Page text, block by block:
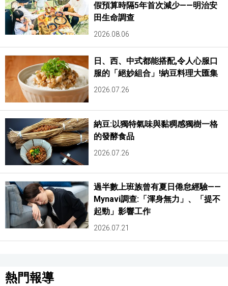
假預算時隔5年首次減少——明治安
田生命調查
2026.08.06
日、西、中式都能搭配,令人心服口
服的「絕妙組合」!納豆料理大匯集
2026.07.26
納豆:以獨特氣味與黏稠感獨樹一格
的發酵食品
2026.07.26
過半數上班族曾有夏日倦怠經驗——
Mynavi調查:「渾身無力」、「提不
起勁」影響工作
2026.07.21
熱門報導